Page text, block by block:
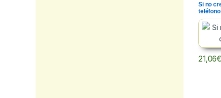
Si no
teléfono
21,06